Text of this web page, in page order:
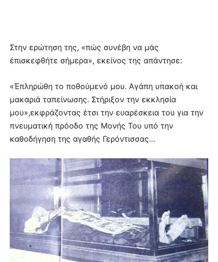
Στην ερώτηση της, «πώς συνέβη να μάς
έπισκεφθήτε σήμερα», εκείνος της απάντησε:
«Έπληρώθη το ποθούμενό μου. Αγάπη υπακοή και
μακαριά ταπείνωσης. Στήριξον την εκκλησία
μου»,εκφράζοντας έτσι την ευαρέσκεια του για την
πνευματική πρόοδο της Μονής Του υπό την
καθοδήγηση της αγαθής Γερόντισσας…